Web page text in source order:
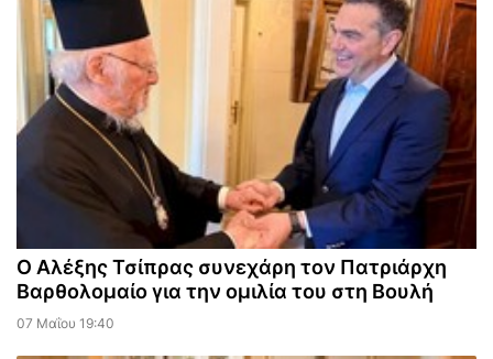
Ο Αλέξης Τσίπρας συνεχάρη τον Πατριάρχη
Βαρθολομαίο για την ομιλία του στη Βουλή
07 Μαΐου 19:40